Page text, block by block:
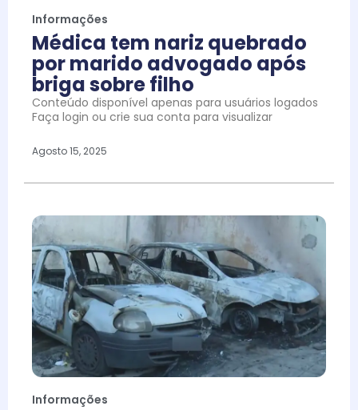
Informações
Médica tem nariz quebrado
por marido advogado após
briga sobre filho
Conteúdo disponível apenas para usuários logados
Faça login ou crie sua conta para visualizar
Agosto 15, 2025
Informações